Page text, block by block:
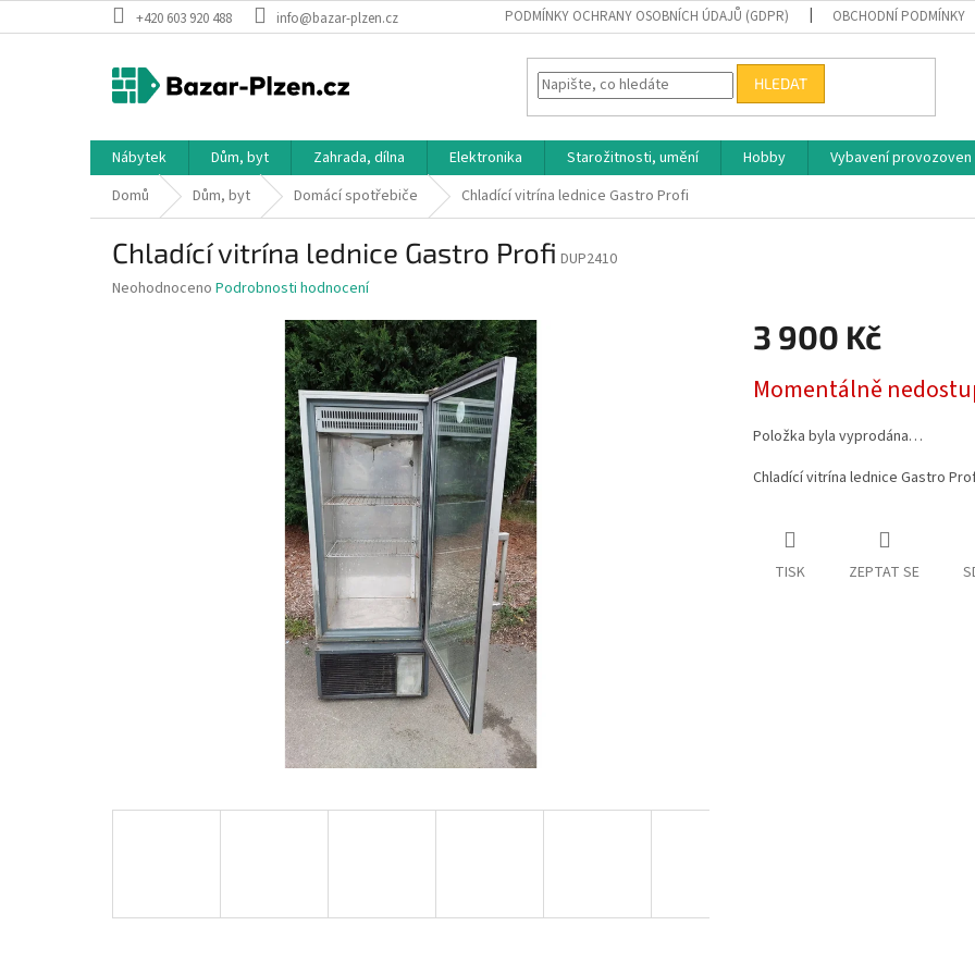
na
+420 603 920 488 info@bazar-plzen.cz PODMÍNKY OCHRANY OSOBNÍCH ÚDAJŮ (GDPR) OBCHODNÍ PODMÍNKY
HLEDAT
Nábytek Dům, byt Zahrada, dílna Elektronika Starožitnosti, umění Hobby Vybavení provozoven
Domů
Dům, byt Domácí spotřebiče Chladící vitrína lednice Gastro Profi
Chladící vitrína lednice Gastro Profi DUP2410
Průměrné
Neohodnoceno Podrobnosti hodnocení
3 900 Kč
cena:
Momentálně
Položka byla vyprodána…
Chladící vitrína lednice Gastro
TISK ZEPTAT SE